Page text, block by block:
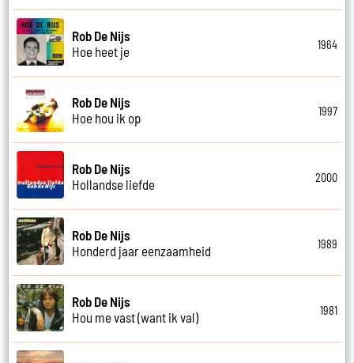
Rob De Nijs
Hoe heet je
1964
Rob De Nijs
Hoe hou ik op
1997
Rob De Nijs
Hollandse liefde
2000
Rob De Nijs
Honderd jaar eenzaamheid
1989
Rob De Nijs
Hou me vast (want ik val)
1981